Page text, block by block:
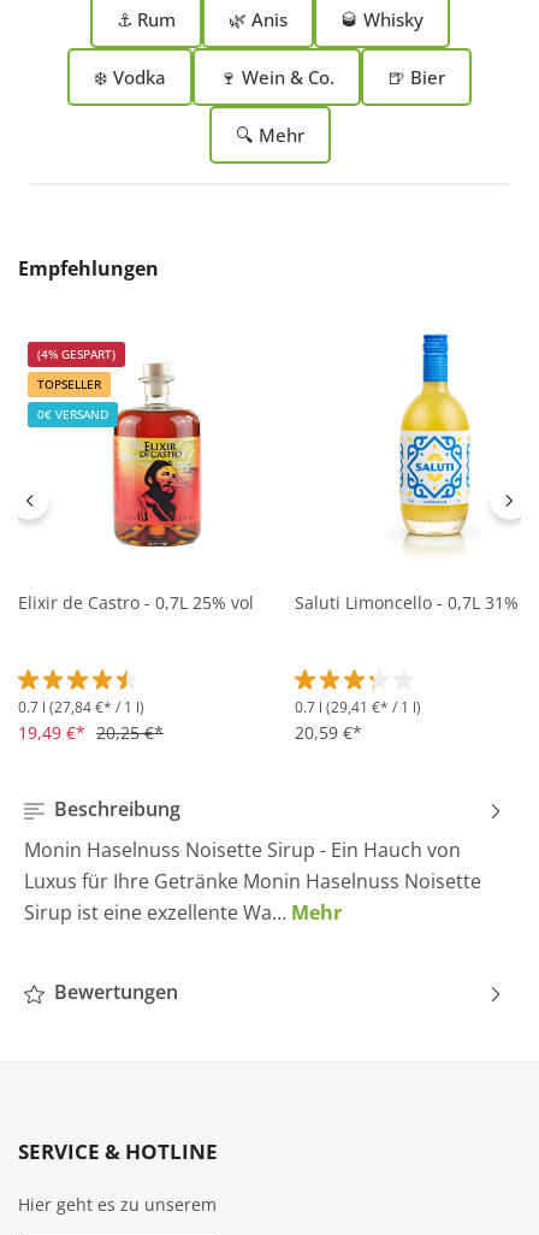
⚓ Rum 🌿 Anis 🥃 Whisky
❄️ Vodka 🍷 Wein & Co. 🍺 Bier
🔍 Mehr
Produktgalerie überspringen
Empfehlungen
(4% GESPART)
TOPSELLER
0€ VERSAND
Elixir de Castro - 0,7L 25% vol
Durchschnittliche Bewertung von 4.5 von 5 Sternen
0.7 l (27,84 €* / 1 l)
19,49 €* 20,25 €*
Saluti Limoncello - 0,7L 31%
Durchschnittliche
0.7 l (29,41 €* / 1 l)
20,59 €*
Beschreibung
Monin Haselnuss Noisette Sirup - Ein Hauch von
Luxus für Ihre Getränke Monin Haselnuss Noisette
Sirup ist eine exzellente Wa… Mehr
Bewertungen
SERVICE & HOTLINE
Hier geht es zu unserem